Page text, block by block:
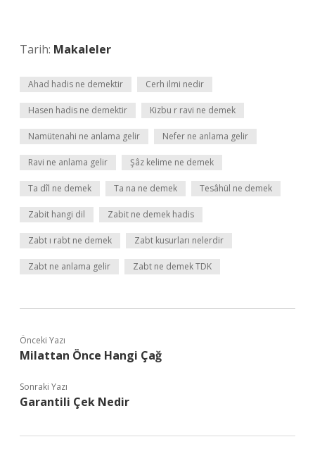
Tarih: Makaleler
Ahad hadis ne demektir Cerh ilmi nedir
Hasen hadis ne demektir Kizbu r ravi ne demek
Namütenahi ne anlama gelir Nefer ne anlama gelir
Ravi ne anlama gelir Şâz kelime ne demek
Ta dîl ne demek Ta na ne demek Tesâhül ne demek
Zabit hangi dil Zabit ne demek hadis
Zabt ı rabt ne demek Zabt kusurları nelerdir
Zabt ne anlama gelir Zabt ne demek TDK
Önceki Yazı
Milattan Önce Hangi Çağ
Sonraki Yazı
Garantili Çek Nedir